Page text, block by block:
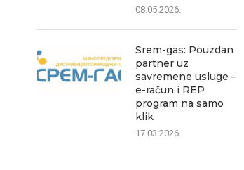
08.05.2026.
Srem-gas: Pouzdan
partner uz
savremene usluge –
e-račun i REP
program na samo
klik
17.03.2026.